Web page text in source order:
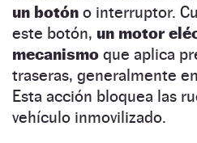
un botón o interruptor.
este botón, un motor
mecanismo que aplica
traseras, generalmente
Esta acción bloquea las
vehículo inmovilizado.